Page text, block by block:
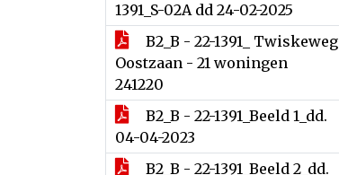
1391_S-02A dd 24-02-2025
B2_B - 22-1391_ Twiskeweg
Oostzaan - 21 woningen
241220
B2_B - 22-1391_Beeld 1_dd.
04-04-2023
B2_B - 22-1391_Beeld 2_dd.